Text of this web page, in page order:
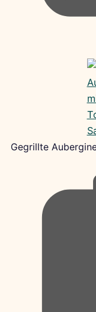
Gegrillte